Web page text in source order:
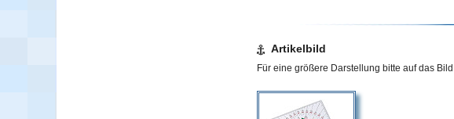
Artikelbild
Für eine größere Darstellung bitte auf das Bild